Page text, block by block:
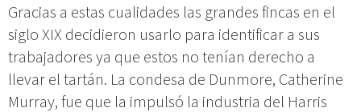
Gracias a estas cualidades las grandes fincas en el
siglo XIX decidieron usarlo para identificar a sus
trabajadores ya que estos no tenían derecho a
llevar el tartán. La condesa de Dunmore, Catherine
Murray, fue que la impulsó la industria del Harris